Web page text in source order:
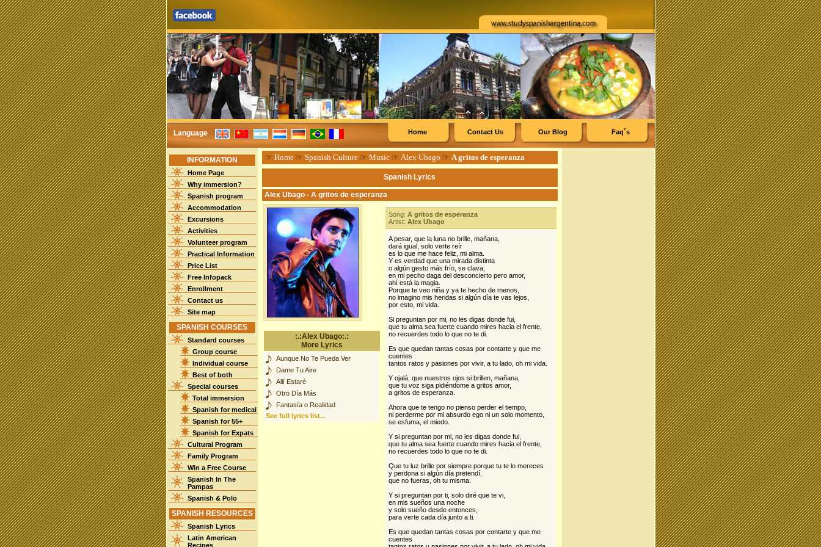
Language Faq´s
Our Blog
Contact Us
Home
INFORMATION
Home Page
Why immersion?
Spanish program
Accommodation
Excursions
Activities
Volunteer program
Practical Information
Price List
Free Infopack
Enrollment
Contact us
Site map
SPANISH COURSES
Standard courses
Group course
Individual course
Best of both
Special courses
Total immersion
Spanish for medical
Spanish for 55+
Spanish for Expats
Cultural Program
Family Program
Win a Free Course
Spanish In The
Pampas
Spanish & Polo
SPANISH RESOURCES
Spanish Lyrics
Latin American
Recipes
☞ Home☞ Spanish Culture☞ Music☞ Alex Ubago ☞ A gritos de esperanza
Spanish Lyrics
Alex Ubago - A gritos de esperanza
:.:Alex Ubago:.:
More Lyrics
Aunque No Te Pueda Ver
Dame Tu Aire
Allí Estaré
Otro Día Más
Fantasía o Realidad
See full lyrics list...
Song: A gritos de esperanza
Artist: Alex Ubago
A pesar, que la luna no brille, mañana,
dará igual, solo verte reír
es lo que me hace feliz, mi alma.
Y es verdad que una mirada distinta
o algún gesto más frío, se clava,
en mi pecho daga del desconcierto pero amor,
ahí está la magia.
Porque te veo niña y ya te hecho de menos,
no imagino mis heridas si algún día te vas lejos,
por esto, mi vida.
Si preguntan por mi, no les digas donde fui,
que tu alma sea fuerte cuando mires hacia el frente,
no recuerdes todo lo que no te di.
Es que quedan tantas cosas por contarte y que me
cuentes
tantos ratos y pasiones por vivir, a tu lado, oh mi vida.
Y ojalá, que nuestros ojos si brillen, mañana,
que tu voz siga pidiéndome a gritos amor,
a gritos de esperanza.
Ahora que te tengo no pienso perder el tiempo,
ni perderme por mi absurdo ego ni un solo momento,
se esfuma, el miedo.
Y si preguntan por mi, no les digas donde fui,
que tu alma sea fuerte cuando mires hacia el frente,
no recuerdes todo lo que no te di.
Que tu luz brille por siempre porque tu te lo mereces
y perdona si algún día pretendí,
que no fueras, oh tu misma.
Y si preguntan por ti, solo diré que te vi,
en mis sueños una noche
y solo sueño desde entonces,
para verte cada día junto a ti.
Es que quedan tantas cosas por contarte y que me
cuentes